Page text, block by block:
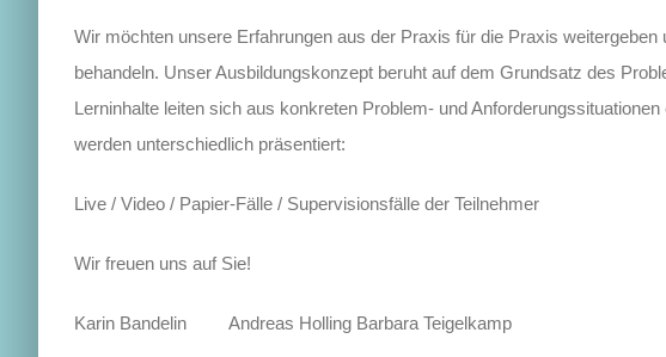
Wir möchten unsere Erfahrungen aus der Praxis für die Praxis weitergeben
behandeln. Unser Ausbildungskonzept beruht auf dem Grundsatz des
Lerninhalte leiten sich aus konkreten Problem- und
werden unterschiedlich präsentiert:
Live / Video / Papier-Fälle / Supervisionsfälle der Teilnehmer
Wir freuen uns auf Sie!
Karin Bandelin Andreas Holling Barbara Teigelkamp